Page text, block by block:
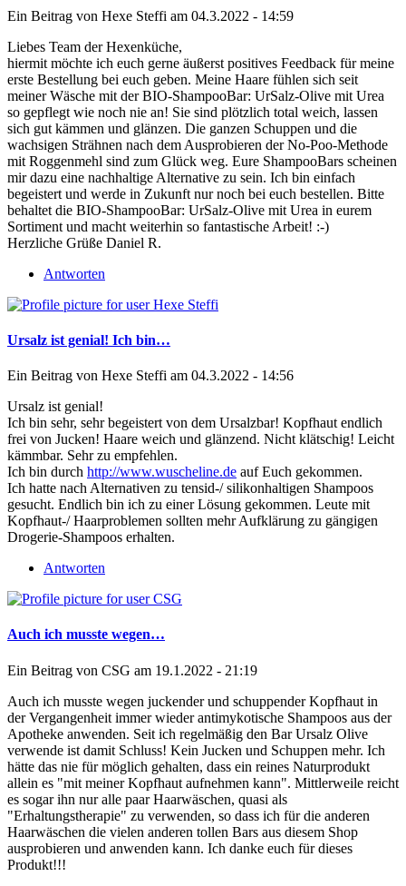
Ein Beitrag von Hexe Steffi am 04.3.2022 - 14:59
Liebes Team der Hexenküche,
hiermit möchte ich euch gerne äußerst positives Feedback für meine
erste Bestellung bei euch geben. Meine Haare fühlen sich seit
meiner Wäsche mit der BIO-ShampooBar: UrSalz-Olive mit Urea
so gepflegt wie noch nie an! Sie sind plötzlich total weich, lassen
sich gut kämmen und glänzen. Die ganzen Schuppen und die
wachsigen Strähnen nach dem Ausprobieren der No-Poo-Methode
mit Roggenmehl sind zum Glück weg. Eure ShampooBars scheinen
mir dazu eine nachhaltige Alternative zu sein. Ich bin einfach
begeistert und werde in Zukunft nur noch bei euch bestellen. Bitte
behaltet die BIO-ShampooBar: UrSalz-Olive mit Urea in eurem
Sortiment und macht weiterhin so fantastische Arbeit! :-)
Herzliche Grüße Daniel R.
Antworten
Ursalz ist genial! Ich bin…
Ein Beitrag von Hexe Steffi am 04.3.2022 - 14:56
Ursalz ist genial!
Ich bin sehr, sehr begeistert von dem Ursalzbar! Kopfhaut endlich
frei von Jucken! Haare weich und glänzend. Nicht klätschig! Leicht
kämmbar. Sehr zu empfehlen.
Ich bin durch http://www.wuscheline.de auf Euch gekommen.
Ich hatte nach Alternativen zu tensid-/ silikonhaltigen Shampoos
gesucht. Endlich bin ich zu einer Lösung gekommen. Leute mit
Kopfhaut-/ Haarproblemen sollten mehr Aufklärung zu gängigen
Drogerie-Shampoos erhalten.
Antworten
Auch ich musste wegen…
Ein Beitrag von CSG am 19.1.2022 - 21:19
Auch ich musste wegen juckender und schuppender Kopfhaut in
der Vergangenheit immer wieder antimykotische Shampoos aus der
Apotheke anwenden. Seit ich regelmäßig den Bar Ursalz Olive
verwende ist damit Schluss! Kein Jucken und Schuppen mehr. Ich
hätte das nie für möglich gehalten, dass ein reines Naturprodukt
allein es "mit meiner Kopfhaut aufnehmen kann". Mittlerweile reicht
es sogar ihn nur alle paar Haarwäschen, quasi als
"Erhaltungstherapie" zu verwenden, so dass ich für die anderen
Haarwäschen die vielen anderen tollen Bars aus diesem Shop
ausprobieren und anwenden kann. Ich danke euch für dieses
Produkt!!!